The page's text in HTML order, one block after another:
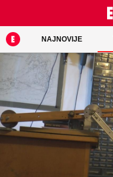
NAJNOVIJE